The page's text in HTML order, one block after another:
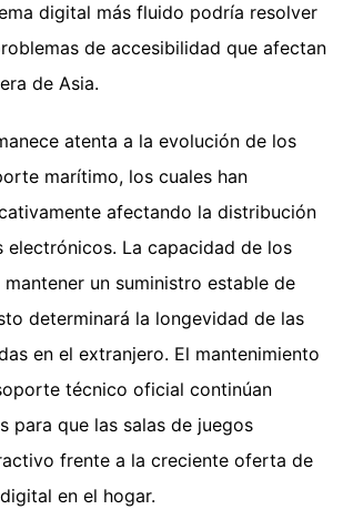
digital más fluido podría resolver
de accesibilidad que afectan
de Asia.
atenta a la evolución de los
marítimo, los cuales han
afectando la distribución
electrónicos. La capacidad de los
un suministro estable de
determinará la longevidad de las
en el extranjero. El mantenimiento
técnico oficial continúan
para que las salas de juegos
frente a la creciente oferta de
en el hogar.